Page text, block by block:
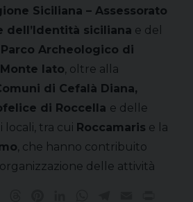
Siciliana – Assessorato
dell’Identità siciliana e del
Parco Archeologico di
Iato, oltre alla
di Cefalà Diana,
di Roccella e delle
locali, tra cui Roccamaris e la
, che hanno contribuito
delle attività